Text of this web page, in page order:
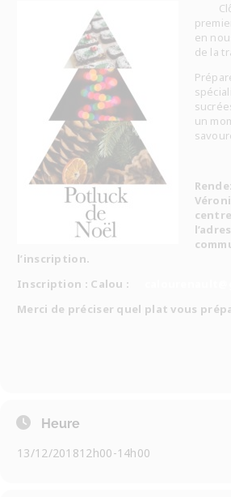
en
de la
un
l’inscription.
Inscription : Calou :
Merci de préciser quel plat vous
Heure
13/12/201812h00-14h00